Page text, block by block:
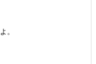
。